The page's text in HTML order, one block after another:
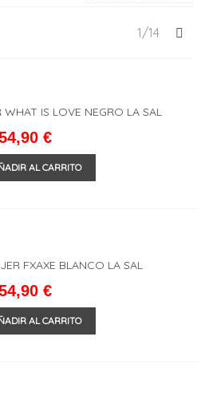
1/14
WHAT IS LOVE NEGRO LA SAL
€
AL CARRITO
FXAXE BLANCO LA SAL
€
AL CARRITO